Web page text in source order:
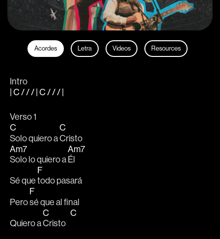
Acordes Letra Videos Resources
Intro
| C / / / | C / / / |
Verso 1
C
Solo quiero a
C
Cristo
Am7
Solo lo quiero a
Am7
Él
Sé que
F
todo pasará
Pero
F
sé que al final
Quiero a
C
Cristo
C